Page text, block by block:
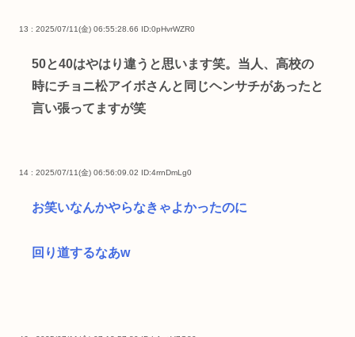
13 : 2025/07/11(金) 06:55:28.66 ID:0pHvrWZR0
50と40はやはり違うと思います笑。当人、高校の
時にチョニ松アイボさんと同じヘンサチがあったと
言い張ってますが笑
14 : 2025/07/11(金) 06:56:09.02 ID:4rrnDmLg0
お笑いなんかやらなきゃよかったのに
回り道するなあw